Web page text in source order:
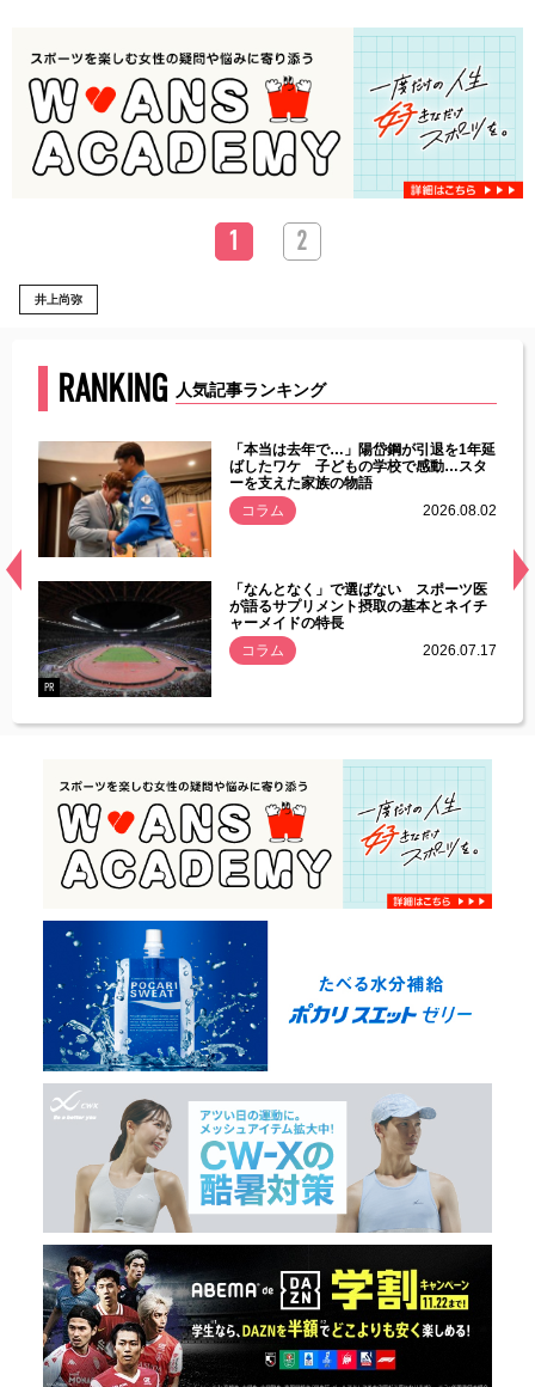
1 2
井上尚弥
RANKING 人気記事ランキング
常
「本当は去年で…」陽岱鋼が引退を1年延
ばしたワケ 子どもの学校で感動…スタ
ーを支えた家族の物語
コラム
2026.08.02
PR
「なんとなく」で選ばない スポーツ医
が語るサプリメント摂取の基本とネイチ
ャーメイドの特長
コラム
2026.07.17